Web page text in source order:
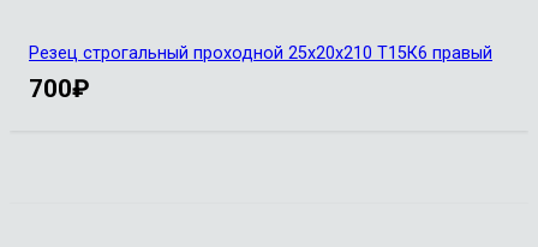
Резец строгальный проходной 25х20х210 Т15К6 правый
700₽